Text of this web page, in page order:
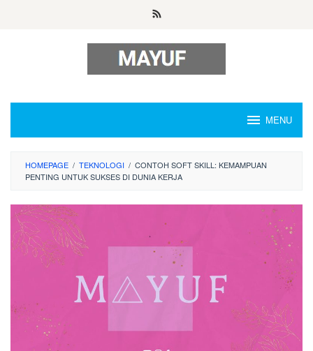
MENU
HOMEPAGE / TEKNOLOGI / CONTOH SOFT SKILL: KEMAMPUAN
PENTING UNTUK SUKSES DI DUNIA KERJA